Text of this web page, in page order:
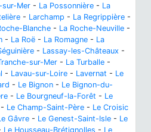
sur-Mer - La Possonnière - La
- Larchamp - La Regrippière -
Blanche - La Roche-Neuville -
- La Roë - La Romagne - La
- Lassay-les-Châteaux -
sur-Mer - La Turballe -
- Lavau-sur-Loire - Lavernat - Le
- Le Bignon - Le Bignon-du-
- Le Bourgneuf-la-Forêt - Le
- Le Champ-Saint-Père - Le Croisic
Gâvre - Le Genest-Saint-Isle - Le
Le Housseau-Brétignolles - Le